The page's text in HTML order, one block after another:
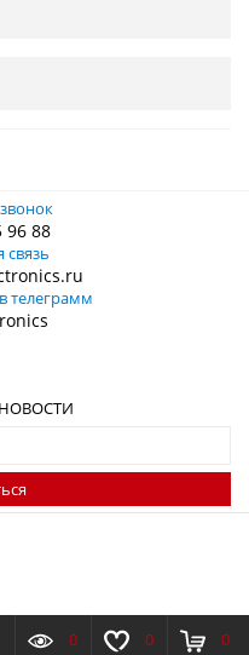
96 88
связь
телеграмм
0 0 0